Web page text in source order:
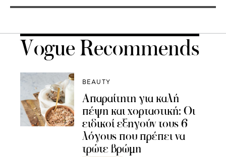
Vogue Recommends
BEAUTY
Απαραίτητη για καλή
πέψη και χορταστική: Οι
ειδικοί εξηγούν τους 6
λόγους που πρέπει να
τρώτε βρώμη